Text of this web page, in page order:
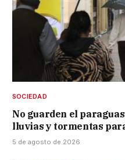
SOCIEDAD
No guarden el
lluvias y tormentas
5 de agosto de 2026